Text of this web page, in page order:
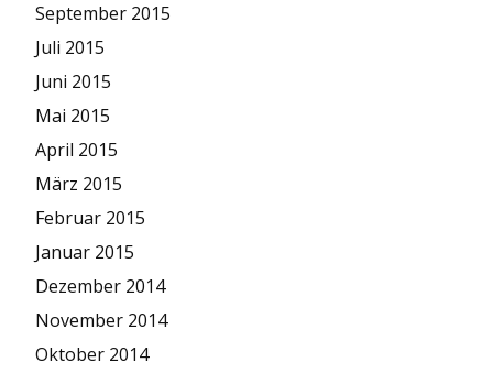
September 2015
Juli 2015
Juni 2015
Mai 2015
April 2015
März 2015
Februar 2015
Januar 2015
Dezember 2014
November 2014
Oktober 2014